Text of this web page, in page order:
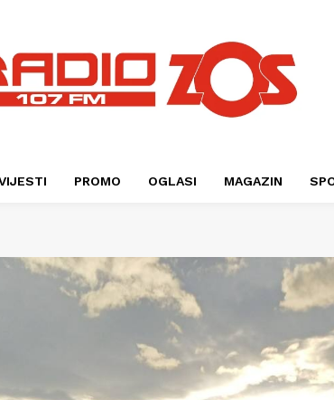
PROMO OGLASI MAGAZIN